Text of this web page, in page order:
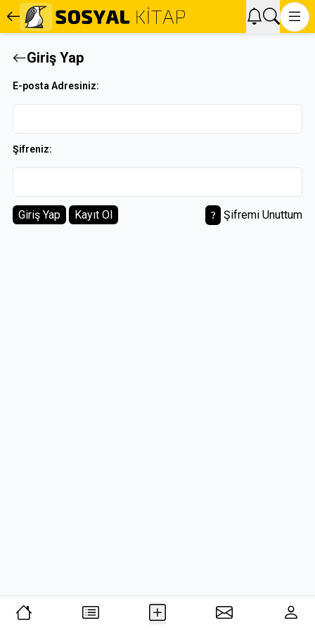
Giriş Yap
E-posta Adresiniz:
Şifreniz:
Giriş Yap Kayıt Ol question_mark Şifremi Unuttum